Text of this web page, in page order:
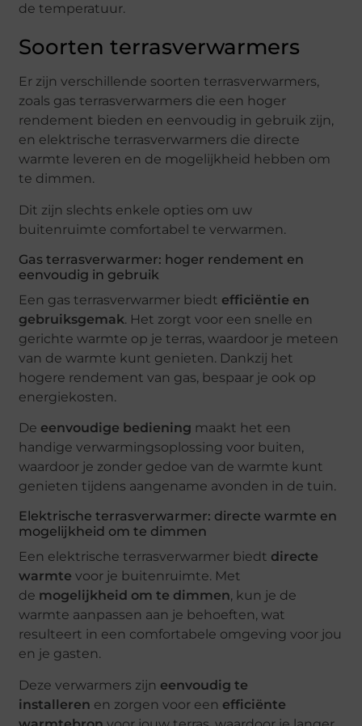
de temperatuur.
Soorten terrasverwarmers
Er zijn verschillende soorten terrasverwarmers,
zoals gas terrasverwarmers die een hoger
rendement bieden en eenvoudig in gebruik zijn,
en elektrische terrasverwarmers die directe
warmte leveren en de mogelijkheid hebben om
te dimmen.
Dit zijn slechts enkele opties om uw
buitenruimte comfortabel te verwarmen.
Gas terrasverwarmer: hoger rendement en
eenvoudig in gebruik
Een gas terrasverwarmer biedt efficiëntie en
gebruiksgemak. Het zorgt voor een snelle en
gerichte warmte op je terras, waardoor je meteen
van de warmte kunt genieten. Dankzij het
hogere rendement van gas, bespaar je ook op
energiekosten.
De eenvoudige bediening maakt het een
handige verwarmingsoplossing voor buiten,
waardoor je zonder gedoe van de warmte kunt
genieten tijdens aangename avonden in de tuin.
Elektrische terrasverwarmer: directe warmte en
mogelijkheid om te dimmen
Een elektrische terrasverwarmer biedt directe
warmte voor je buitenruimte. Met
de mogelijkheid om te dimmen, kun je de
warmte aanpassen aan je behoeften, wat
resulteert in een comfortabele omgeving voor jou
en je gasten.
Deze verwarmers zijn eenvoudig te
installeren en zorgen voor een efficiënte